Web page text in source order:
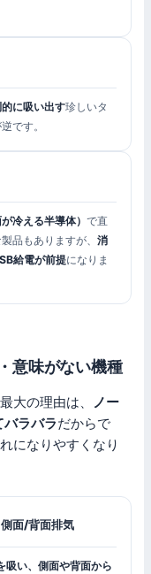
に吸い出す珍しいタ
です。
冷える半導体）で直
品もありますが、消
給電が前提になりま
意味がない機種
大の理由は、 ノー
バラバラだからで
になりやすくなり
面/背面排気
吸い、側面や背面から